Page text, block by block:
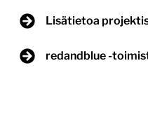
Lisätietoa
redandblue -